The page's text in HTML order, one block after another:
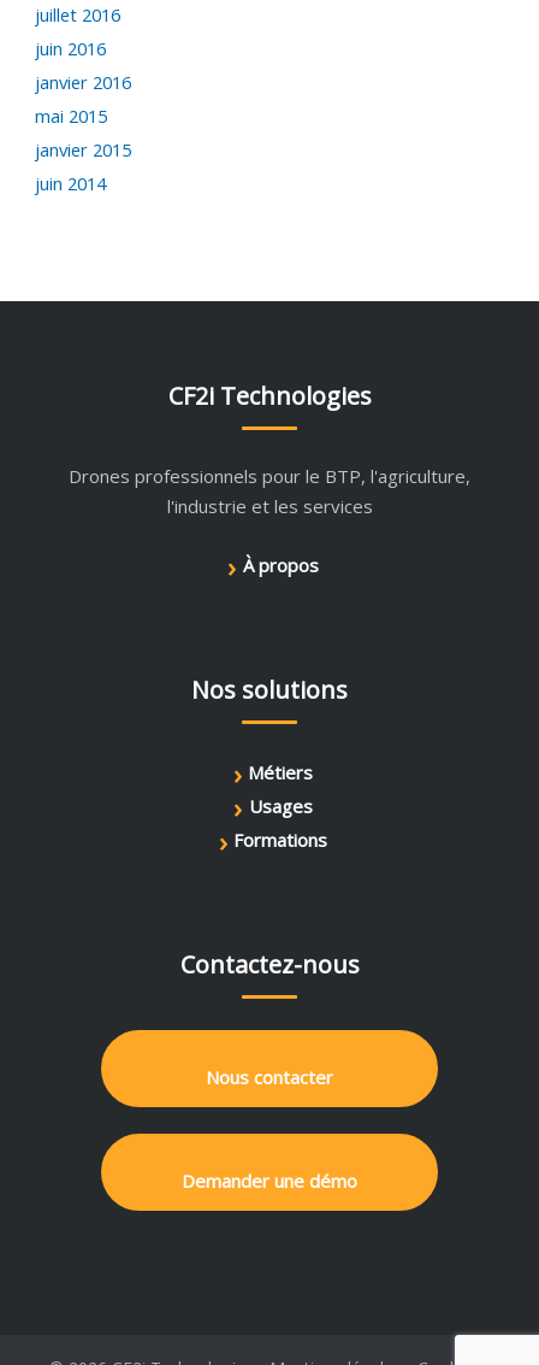
juillet 2016
juin 2016
janvier 2016
mai 2015
janvier 2015
juin 2014
CF2i Technologies
Drones professionnels pour le BTP, l'agriculture,
l'industrie et les services
› À propos
Nos solutions
› Métiers
› Usages
› Formations
Contactez-nous
Nous contacter
Demander une démo